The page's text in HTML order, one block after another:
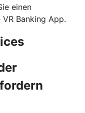
einen
Banking App.